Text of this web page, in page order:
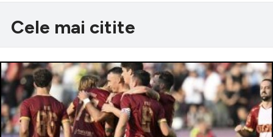
Cele mai citite